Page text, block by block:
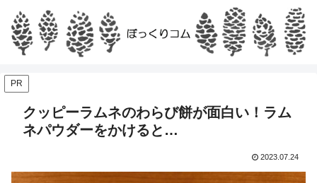
PR
クッピーラムネのわらび餅が面白い！ラム
ネパウダーをかけると…
2023.07.24